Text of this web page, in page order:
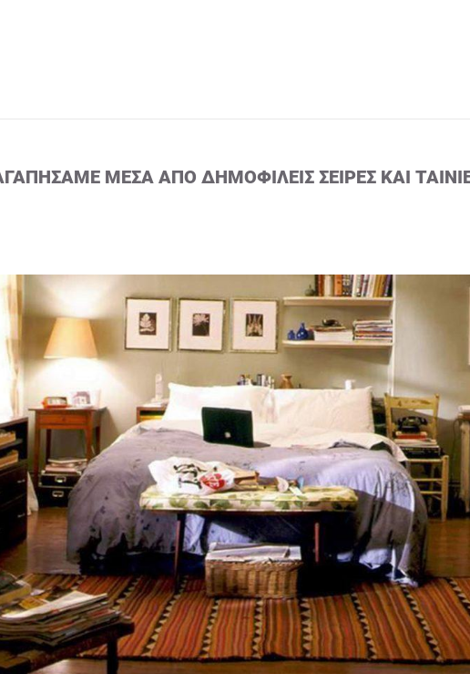
ΜΈΣΑ ΑΠΌ ΔΗΜΟΦΙΛΕΊΣ ΣΕΙΡΈΣ ΚΑΙ